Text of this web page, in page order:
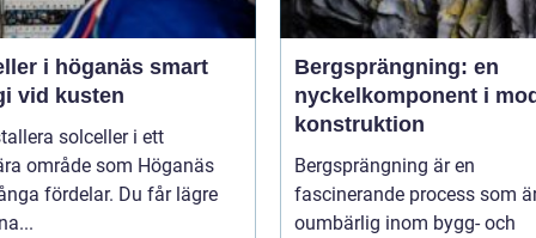
i höganäs smart
vid kusten
solceller i ett
område som Höganäs
fördelar. Du får lägre
Bergsprängning: en
nyckelkomponent i
konstruktion
Bergsprängning är en
fascinerande process som
oumbärlig inom bygg- och